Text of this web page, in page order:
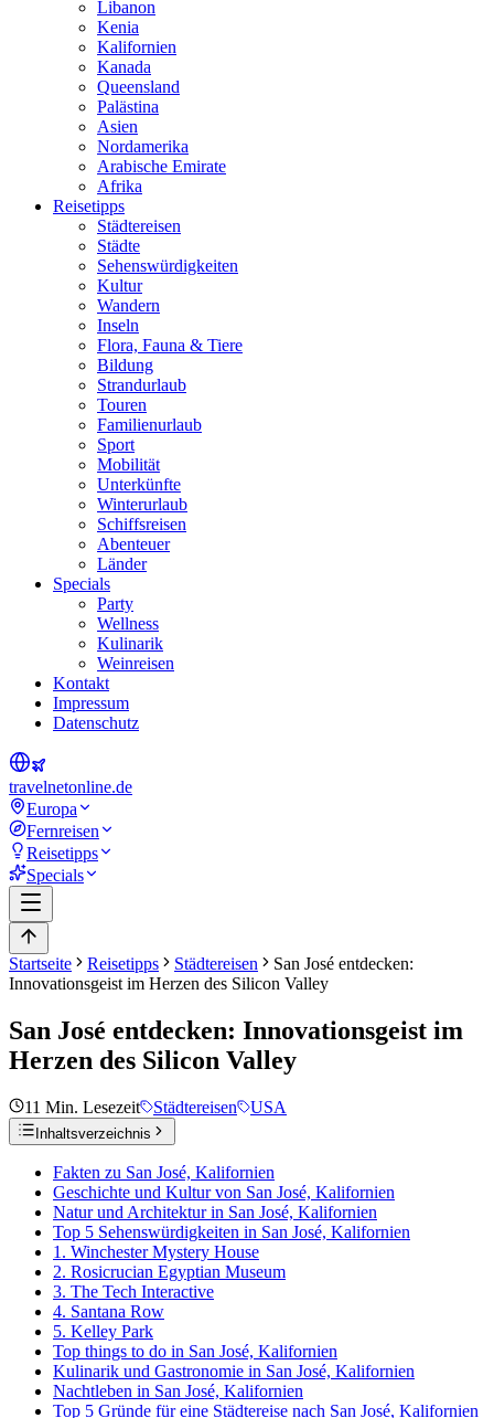
Libanon
Kenia
Kalifornien
Kanada
Queensland
Palästina
Asien
Nordamerika
Arabische Emirate
Afrika
Reisetipps
Städtereisen
Städte
Sehenswürdigkeiten
Kultur
Wandern
Inseln
Flora, Fauna & Tiere
Bildung
Strandurlaub
Touren
Familienurlaub
Sport
Mobilität
Unterkünfte
Winterurlaub
Schiffsreisen
Abenteuer
Länder
Specials
Party
Wellness
Kulinarik
Weinreisen
Kontakt
Impressum
Datenschutz
travelnetonline.de
Europa
Fernreisen
Reisetipps
Specials
Startseite Reisetipps Städtereisen
San José entdecken:
Innovationsgeist im Herzen des Silicon Valley
San José entdecken: Innovationsgeist im
Herzen des Silicon Valley
11 Min. Lesezeit Städtereisen USA
Inhaltsverzeichnis
Fakten zu San José, Kalifornien
Geschichte und Kultur von San José, Kalifornien
Natur und Architektur in San José, Kalifornien
Top 5 Sehenswürdigkeiten in San José, Kalifornien
1. Winchester Mystery House
2. Rosicrucian Egyptian Museum
3. The Tech Interactive
4. Santana Row
5. Kelley Park
Top things to do in San José, Kalifornien
Kulinarik und Gastronomie in San José, Kalifornien
Nachtleben in San José, Kalifornien
Top 5 Gründe für eine Städtereise nach San José, Kalifornien